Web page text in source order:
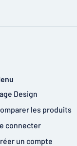
Design
les produits
connecter
un compte